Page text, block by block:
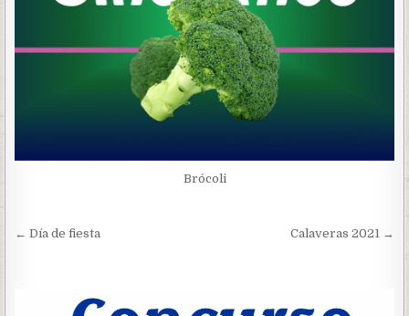
Brócoli
Navegación
← Día de fiesta Calaveras 2021 →